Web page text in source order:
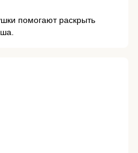
помогают раскрыть